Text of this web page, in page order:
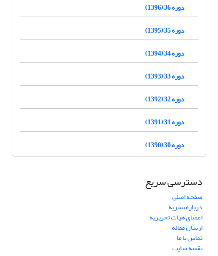
دوره 36 (1396)
دوره 35 (1395)
دوره 34 (1394)
دوره 33 (1393)
دوره 32 (1392)
دوره 31 (1391)
دوره 30 (1390)
دسترسی سریع
صفحه اصلی
درباره نشریه
اعضای هیات تحریریه
ارسال مقاله
تماس با ما
نقشه سایت